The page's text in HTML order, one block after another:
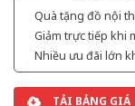
Quà tặng đồ nội
Giảm trực tiếp khi
Nhiều ưu đãi lớn
TẢI BẢNG GIÁ